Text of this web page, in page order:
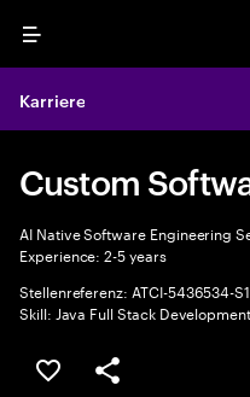
Menu
Karriere
Custom
AI Native Software Engineering
Experience: 2-5 years
Stellenreferenz: ATCI-5436534-
Skill: Java Full Stack Development
JOB SPEICHERN
Teilen